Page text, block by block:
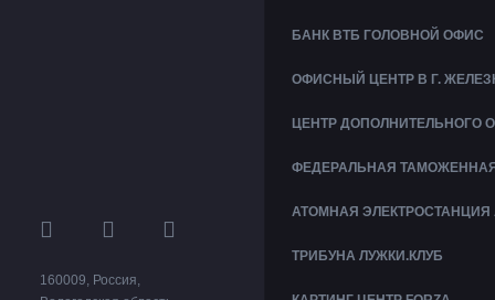
160009, Россия,
БАНК ВТБ ГОЛОВНОЙ ОФИС
ОФИСНЫЙ ЦЕНТР В Г.
ЦЕНТР ДОПОЛНИТЕЛЬНОГО
ФЕДЕРАЛЬНАЯ
АТОМНАЯ ЭЛЕКТРОСТАНЦИЯ
ТРИБУНА ЛУЖКИ.КЛУБ